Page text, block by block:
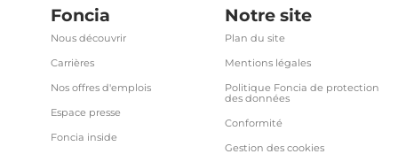
Foncia
Nous découvrir
Carrières
Nos offres d'emplois
Espace presse
Foncia inside
Notre site
Plan du site
Mentions légales
Politique Foncia de protection
des données
Conformité
Gestion des cookies